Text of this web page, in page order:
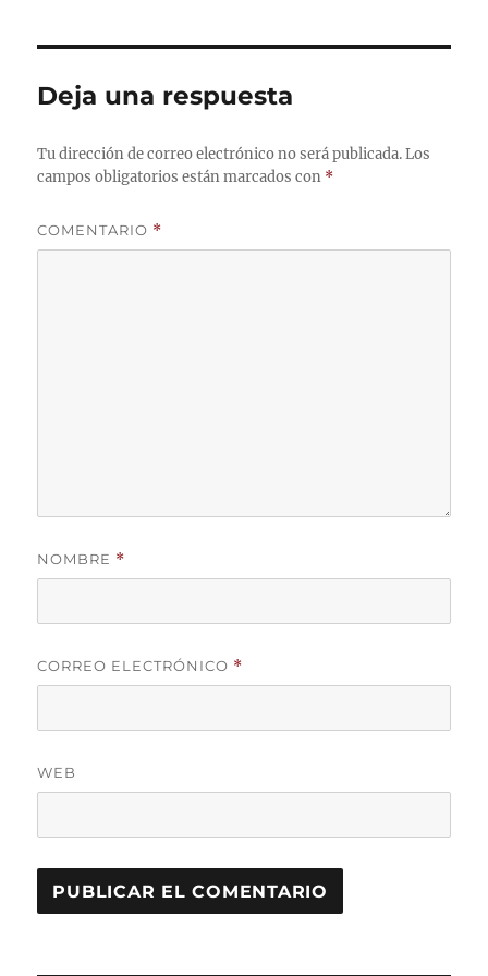
Deja una respuesta
Tu dirección de correo electrónico no será publicada. Los
campos obligatorios están marcados con *
COMENTARIO *
NOMBRE *
CORREO ELECTRÓNICO *
WEB